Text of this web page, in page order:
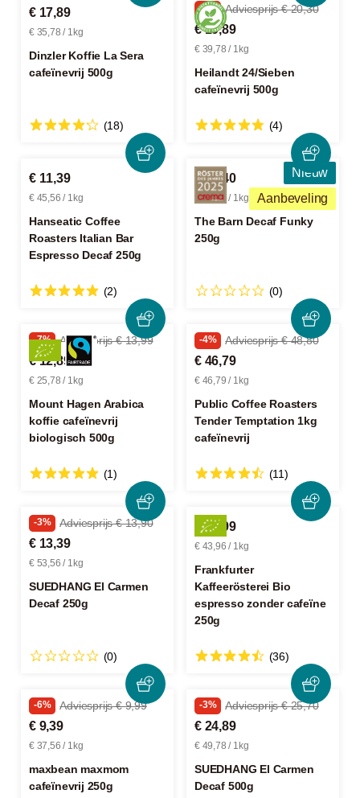
€ 17,89
€ 35,78 / 1kg
Dinzler Koffie La Sera
cafeïnevrij 500g
(18)
-2% Adviesprijs € 20,30
€ 19,89
€ 39,78 / 1kg
Heilandt 24/Sieben
cafeïnevrij 500g
(4)
€ 11,39
€ 45,56 / 1kg
Hanseatic Coffee
Roasters Italian Bar
Espresso Decaf 250g
(2)
Nieuw
Aanbeveling
€ 16,40
€ 65,60 / 1kg
The Barn Decaf Funky
250g
(0)
-7% Adviesprijs € 13,99
€ 12,89
€ 25,78 / 1kg
Mount Hagen Arabica
koffie cafeïnevrij
biologisch 500g
(1)
-4% Adviesprijs € 48,80
€ 46,79
€ 46,79 / 1kg
Public Coffee Roasters
Tender Temptation 1kg
cafeïnevrij
(11)
-3% Adviesprijs € 13,90
€ 13,39
€ 53,56 / 1kg
SUEDHANG El Carmen
Decaf 250g
(0)
€ 10,99
€ 43,96 / 1kg
Frankfurter
Kaffeerösterei Bio
espresso zonder cafeïne
250g
(36)
-6% Adviesprijs € 9,99
€ 9,39
€ 37,56 / 1kg
maxbean maxmom
cafeïnevrij 250g
-3% Adviesprijs € 25,70
€ 24,89
€ 49,78 / 1kg
SUEDHANG El Carmen
Decaf 500g